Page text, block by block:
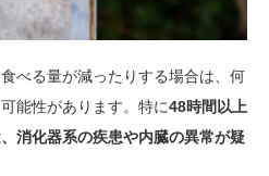
べる量が減ったりする場合は、何
能性があります。特に48時間以上
消化器系の疾患や内臓の異常が疑